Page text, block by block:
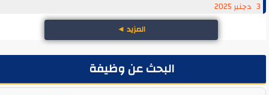
المزيد◄
البحث عن وظيفة